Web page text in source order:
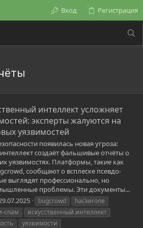
Вход Регистрация
интеллект усложняет
эксперты жалуются на
уязвимостей
появилась новая угроза:
создаёт фальшивые отчёты о
уязвимостях. Платформы, такие как
сообщают о всплеске псевдо-
выглядят профессионально, но
проблемы. Эти документы...
bugcrowd
hackerone
спам
искусственный интеллект
уязвимости